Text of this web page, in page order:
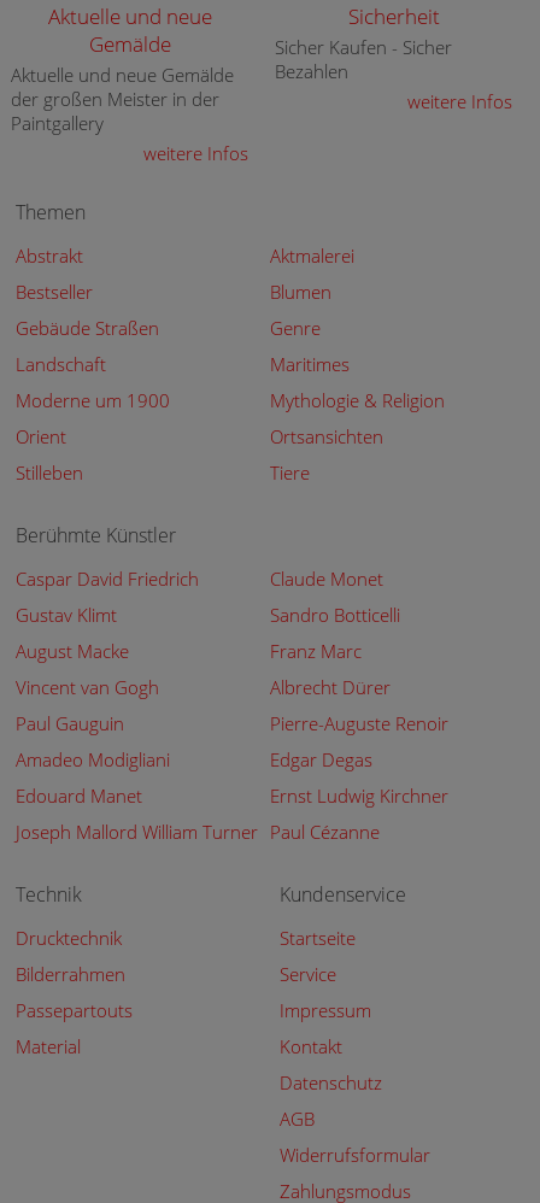
Aktuelle und neue
Gemälde
Aktuelle und neue Gemälde
der großen Meister in der
Paintgallery
weitere Infos
Sicherheit
Sicher Kaufen - Sicher
Bezahlen
weitere Infos
Themen
Abstrakt
Aktmalerei
Bestseller
Blumen
Gebäude Straßen
Genre
Landschaft
Maritimes
Moderne um 1900
Mythologie & Religion
Orient
Ortsansichten
Stilleben
Tiere
Berühmte Künstler
Caspar David Friedrich
Claude Monet
Gustav Klimt
Sandro Botticelli
August Macke
Franz Marc
Vincent van Gogh
Albrecht Dürer
Paul Gauguin
Pierre-Auguste Renoir
Amadeo Modigliani
Edgar Degas
Edouard Manet
Ernst Ludwig Kirchner
Joseph Mallord William Turner Paul Cézanne
Technik
Drucktechnik
Bilderrahmen
Passepartouts
Material
Kundenservice
Startseite
Service
Impressum
Kontakt
Datenschutz
AGB
Widerrufsformular
Zahlungsmodus